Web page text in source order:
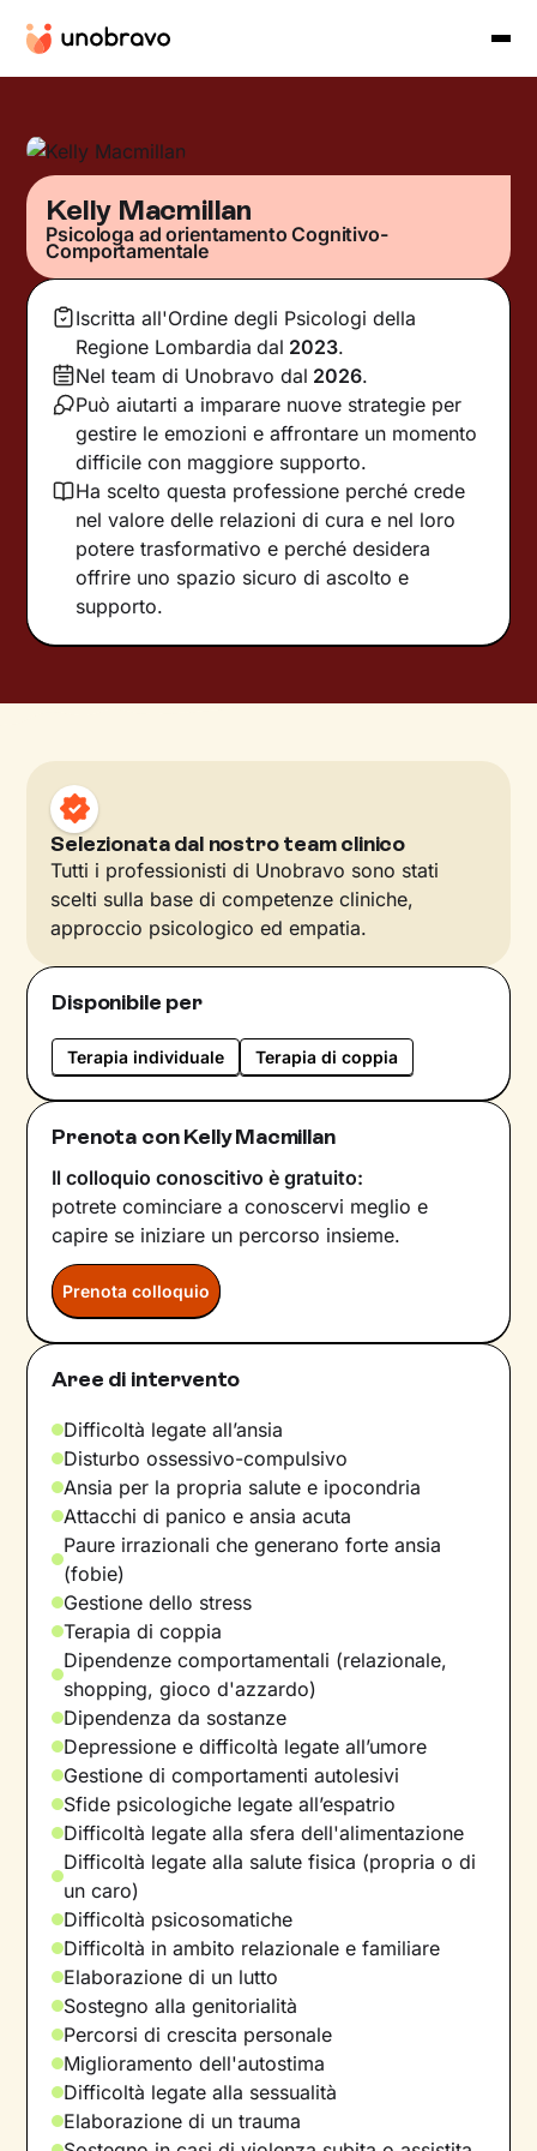
Kelly Macmillan
Psicologa ad orientamento Cognitivo-
Comportamentale
Iscritta all'Ordine degli Psicologi della
Regione Lombardia dal 2023.
Nel team di Unobravo dal 2026.
Può aiutarti a imparare nuove strategie per
gestire le emozioni e affrontare un momento
difficile con maggiore supporto.
Ha scelto questa professione perché crede
nel valore delle relazioni di cura e nel loro
potere trasformativo e perché desidera
offrire uno spazio sicuro di ascolto e
supporto.
Selezionata dal nostro team clinico
Tutti i professionisti di Unobravo sono stati
scelti sulla base di competenze cliniche,
approccio psicologico ed empatia.
Disponibile per
Terapia individuale Terapia di coppia
Prenota con Kelly Macmillan
Il colloquio conoscitivo è gratuito:
potrete cominciare a conoscervi meglio e
capire se iniziare un percorso insieme.
Prenota colloquio
Aree di intervento
Difficoltà legate all’ansia
Disturbo ossessivo-compulsivo
Ansia per la propria salute e ipocondria
Attacchi di panico e ansia acuta
Paure irrazionali che generano forte ansia
(fobie)
Gestione dello stress
Terapia di coppia
Dipendenze comportamentali (relazionale,
shopping, gioco d'azzardo)
Dipendenza da sostanze
Depressione e difficoltà legate all’umore
Gestione di comportamenti autolesivi
Sfide psicologiche legate all’espatrio
Difficoltà legate alla sfera dell'alimentazione
Difficoltà legate alla salute fisica (propria o di
un caro)
Difficoltà psicosomatiche
Difficoltà in ambito relazionale e familiare
Elaborazione di un lutto
Sostegno alla genitorialità
Percorsi di crescita personale
Miglioramento dell'autostima
Difficoltà legate alla sessualità
Elaborazione di un trauma